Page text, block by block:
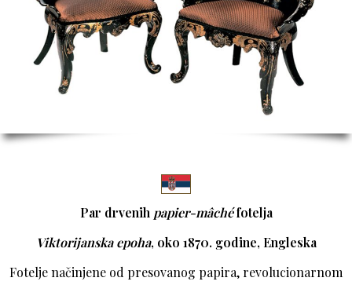
Par drvenih papier-mâchéfotelja
Viktorijanska epoha, oko 1870. godine, Engleska
Fotelje načinjene od presovanog papira, revolucionarnom